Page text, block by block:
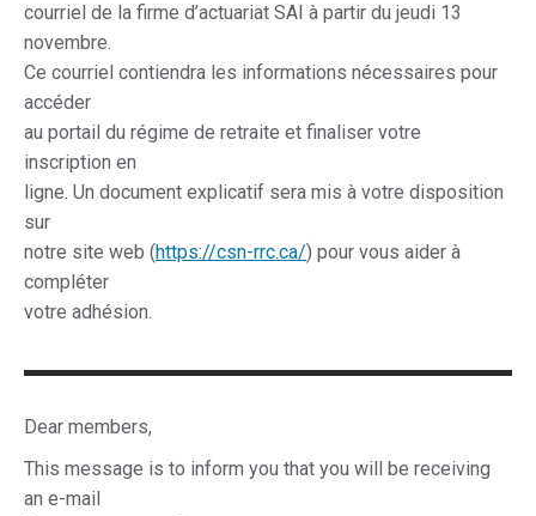
courriel de la firme d’actuariat SAI à partir du jeudi 13
novembre.
Ce courriel contiendra les informations nécessaires pour
accéder
au portail du régime de retraite et finaliser votre
inscription en
ligne. Un document explicatif sera mis à votre disposition
sur
notre site web (https://csn-rrc.ca/) pour vous aider à
compléter
votre adhésion.
Dear members,
This message is to inform you that you will be receiving
an e-mail